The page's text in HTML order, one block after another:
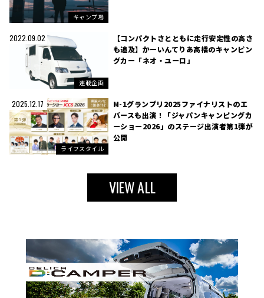
キャンプ場
2022.09.02
連載企画
【コンパクトさとともに走行安定性の高さ
も追及】かーいんてりあ高橋のキャンピン
グカー「ネオ・ユーロ」
2025.12.17
ライフスタイル
M-1グランプリ2025ファイナリストのエ
バースも出演！「ジャパンキャンピングカ
ーショー2026」のステージ出演者第1弾が
公開
VIEW ALL